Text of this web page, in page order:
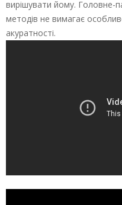
вирішувати йому. Головне-
методів не вимагає
акуратності.